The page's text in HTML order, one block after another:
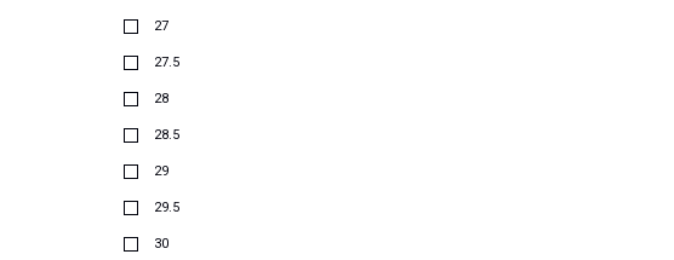
27
27.5
28
28.5
29
29.5
30